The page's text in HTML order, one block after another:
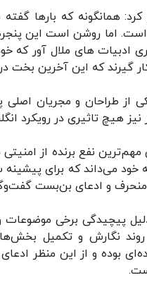
همانگونه که بارها گفته
است. اما روشن است این
ادبیات های ملال آور
گیرند که این آخرین بخت
طراحان و مجریان اصلی
هیچ تاثیری در رویکرد
نفع برنده از
می‌داند که برای پیشینه
و ادعای بن‌بست
پیچیدگی برخی
روند نگارش و تکمیل
بوده و از این منظر